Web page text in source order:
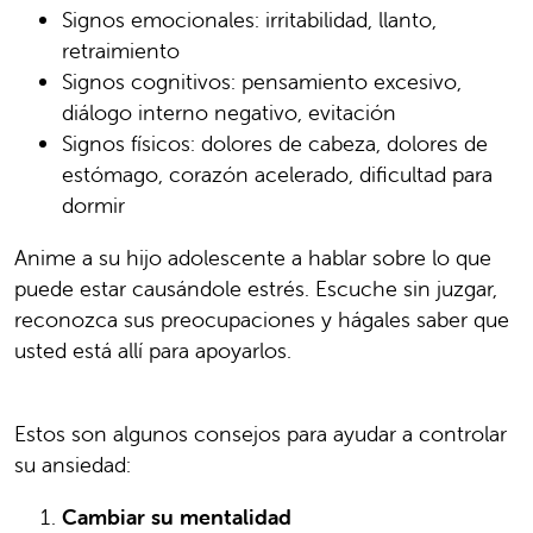
Signos emocionales: irritabilidad, llanto,
retraimiento
Signos cognitivos: pensamiento excesivo,
diálogo interno negativo, evitación
Signos físicos: dolores de cabeza, dolores de
estómago, corazón acelerado, dificultad para
dormir
Anime a su hijo adolescente a hablar sobre lo que
puede estar causándole estrés. Escuche sin juzgar,
reconozca sus preocupaciones y hágales saber que
usted está allí para apoyarlos.
Estos son algunos consejos para ayudar a controlar
su ansiedad:
Cambiar su mentalidad